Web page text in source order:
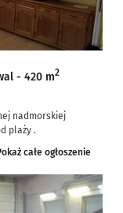
- 420 m2
nadmorskiej
plaży .
całe ogłoszenie